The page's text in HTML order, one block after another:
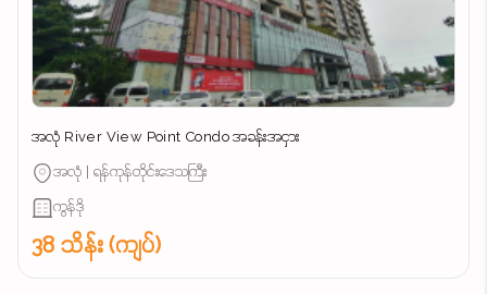
အလုံ River View Point Condo အခန်းအငှား
အလုံ | ရန်ကုန်တိုင်းဒေသကြီး
ကွန်ဒို
38 သိန်း (ကျပ်)